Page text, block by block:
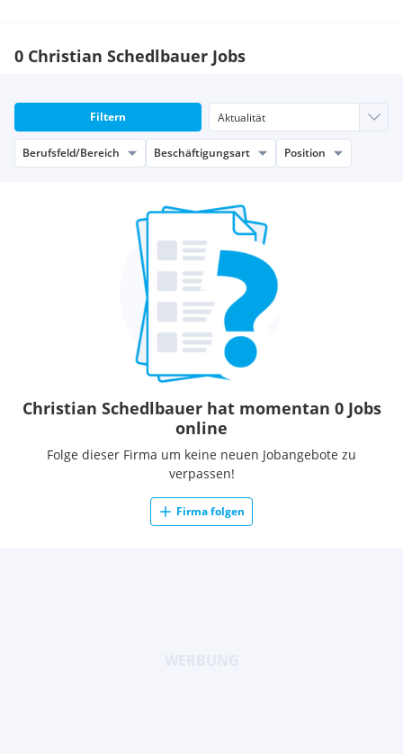
0 Christian Schedlbauer Jobs
Filtern
Berufsfeld/Bereich Beschäftigungsart Position
Christian Schedlbauer hat momentan 0 Jobs
online
Folge dieser Firma um keine neuen Jobangebote zu
verpassen!
Firma folgen